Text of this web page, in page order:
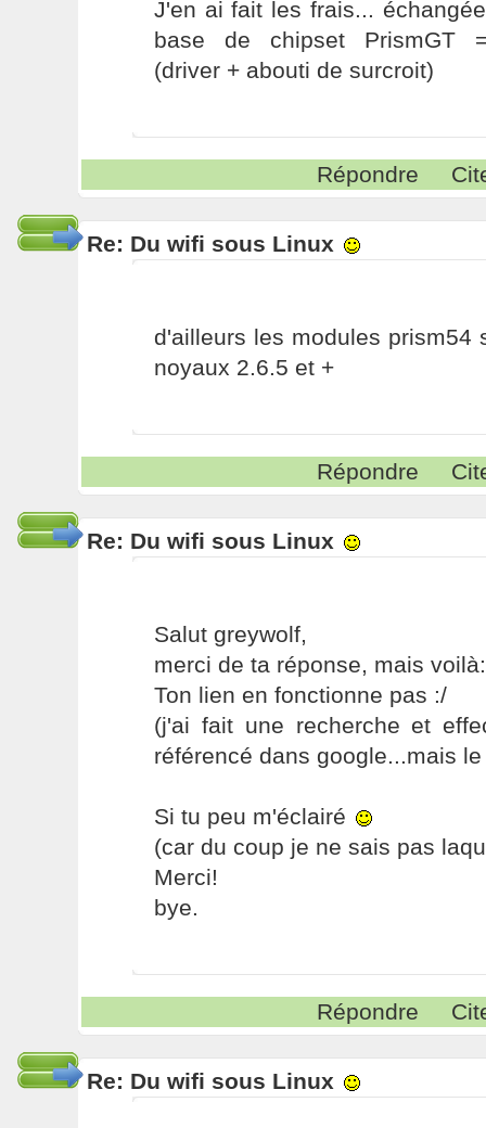
J'en ai fait les frais...
base de chipset PrismGT
(driver + abouti de surcroit)
Répondre
Re: Du wifi sous Linux
d'ailleurs les modules prism54
noyaux 2.6.5 et +
Répondre
Re: Du wifi sous Linux
Salut greywolf,
merci de ta réponse, mais voilà:
Ton lien en fonctionne pas :/
(j'ai fait une recherche et
référencé dans google...mais
Si tu peu m'éclairé
(car du coup je ne sais pas
Merci!
bye.
Répondre
Re: Du wifi sous Linux